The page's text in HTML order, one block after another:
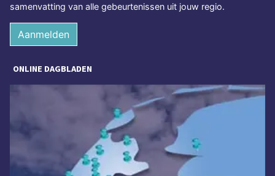
samenvatting van alle gebeurtenissen uit jouw regio.
Aanmelden
ONLINE DAGBLADEN